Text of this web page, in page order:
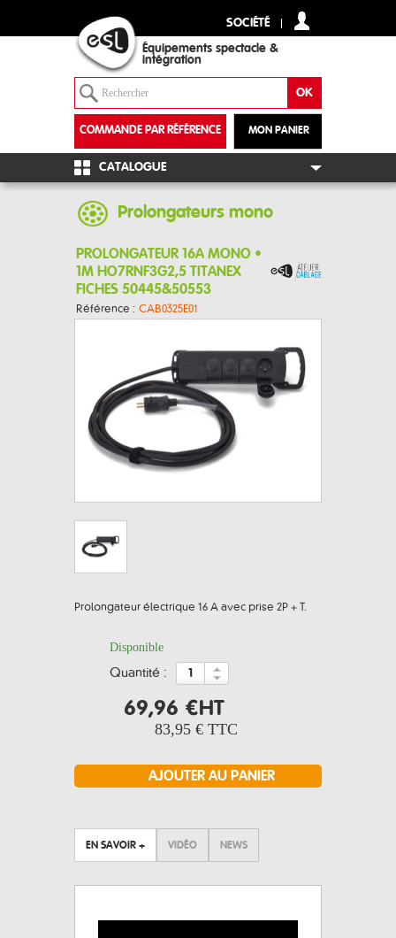
SOCIÉTÉ
Équipements spectacle &
intégration
MON PANIER
COMMANDE PAR RÉFÉRENCE
+
CATALOGUE
Prolongateurs mono
PROLONGATEUR 16A MONO •
1M HO7RNF3G2,5 TITANEX
FICHES 50445&50553
Référence : CAB0325E01
Prolongateur électrique 16 A avec prise 2P + T.
Disponible
quantité :
69,96 €HT
83,95 € TTC
EN SAVOIR + VIDÉO NEWS